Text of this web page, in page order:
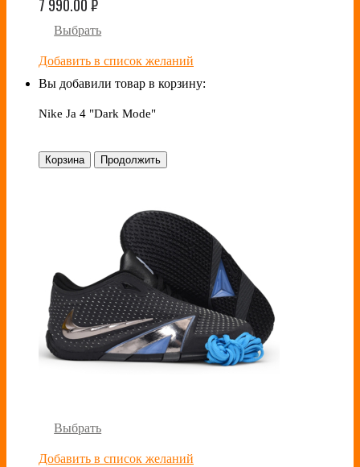
7 990.00₽
Выбрать
Добавить в список желаний
Вы добавили товар в корзину:
Nike Ja 4 "Dark Mode"
Корзина Продолжить
Выбрать
Добавить в список желаний